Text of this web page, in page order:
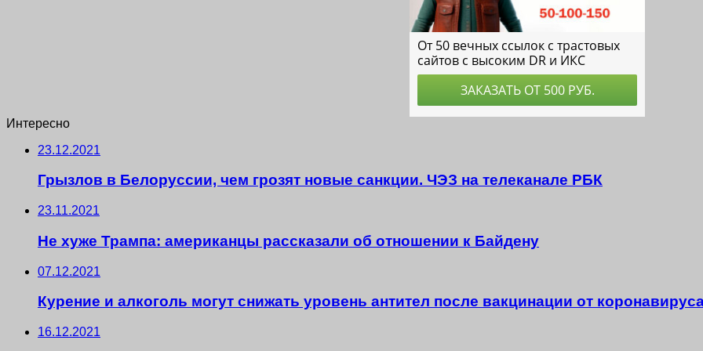
Интересно
23.12.2021
Грызлов в Белоруссии, чем грозят новые санкции. ЧЭЗ на телеканале РБК
23.11.2021
Не хуже Трампа: американцы рассказали об отношении к Байдену
07.12.2021
Курение и алкоголь могут снижать уровень антител после вакцинации от
16.12.2021